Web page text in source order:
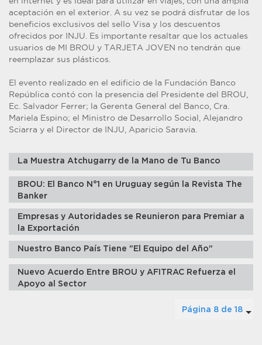
aceptación en el exterior. A su vez se podrá disfrutar de los
beneficios exclusivos del sello Visa y los descuentos
ofrecidos por INJU. Es importante resaltar que los actuales
usuarios de MI BROU y TARJETA JOVEN no tendrán que
reemplazar sus plásticos.
El evento realizado en el edificio de la Fundación Banco
República contó con la presencia del Presidente del BROU,
Ec. Salvador Ferrer; la Gerenta General del Banco, Cra.
Mariela Espino; el Ministro de Desarrollo Social, Alejandro
Sciarra y el Director de INJU, Aparicio Saravia.
La Muestra Atchugarry de la Mano de Tu Banco
BROU: El Banco N°1 en Uruguay según la Revista The
Banker
Empresas y Autoridades se Reunieron para Premiar a
la Exportación
Nuestro Banco País Tiene "El Equipo del Año"
Nuevo Acuerdo Entre BROU y AFITRAC Refuerza el
Apoyo al Sector
Página 8 de 18